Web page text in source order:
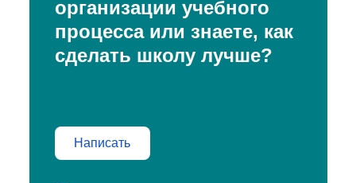
организации учебного
процесса или знаете, как
сделать школу лучше?
Написать